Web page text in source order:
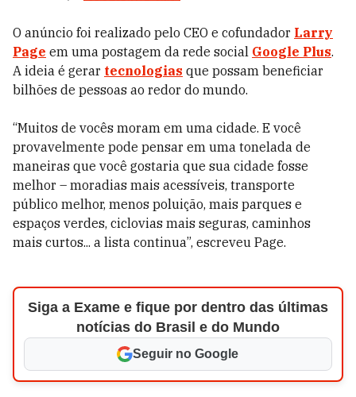
O anúncio foi realizado pelo CEO e cofundador Larry
Page em uma postagem da rede social Google Plus.
A ideia é gerar tecnologias que possam beneficiar
bilhões de pessoas ao redor do mundo.
“Muitos de vocês moram em uma cidade. E você
provavelmente pode pensar em uma tonelada de
maneiras que você gostaria que sua cidade fosse
melhor – moradias mais acessíveis, transporte
público melhor, menos poluição, mais parques e
espaços verdes, ciclovias mais seguras, caminhos
mais curtos... a lista continua”, escreveu Page.
Siga a Exame e fique por dentro das últimas
notícias do Brasil e do Mundo
Seguir no Google